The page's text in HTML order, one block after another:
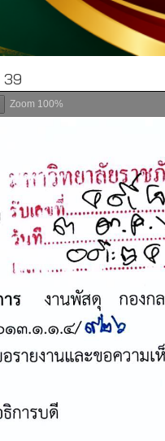
39
Zoom 100%